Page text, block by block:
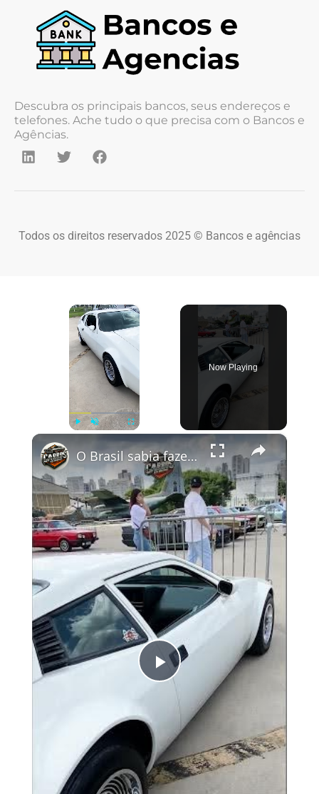
Descubra os principais bancos, seus endereços e
telefones. Ache tudo o que precisa com o Bancos e
Agências.
Todos os direitos reservados 2025 © Bancos e agências
×
Now Playing
×
Play Video
O Brasil sabia fazer carros 🙏